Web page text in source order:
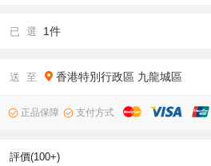
已 選 1件
送 至 香港特別行政區 九龍城區
正品保障 支付方式
評價(100+)